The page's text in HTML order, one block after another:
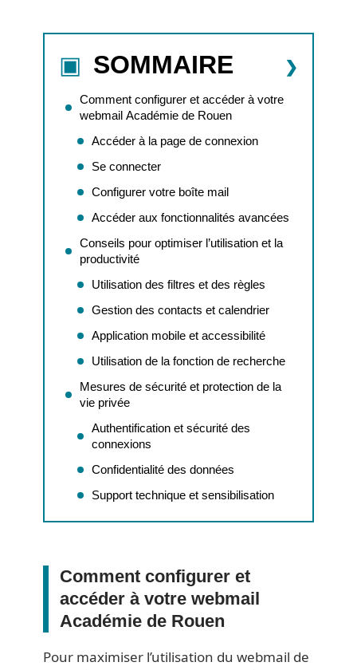
SOMMAIRE
Comment configurer et accéder à votre
webmail Académie de Rouen
Accéder à la page de connexion
Se connecter
Configurer votre boîte mail
Accéder aux fonctionnalités avancées
Conseils pour optimiser l’utilisation et la
productivité
Utilisation des filtres et des règles
Gestion des contacts et calendrier
Application mobile et accessibilité
Utilisation de la fonction de recherche
Mesures de sécurité et protection de la
vie privée
Authentification et sécurité des
connexions
Confidentialité des données
Support technique et sensibilisation
Comment configurer et
accéder à votre webmail
Académie de Rouen
Pour maximiser l’utilisation du webmail de